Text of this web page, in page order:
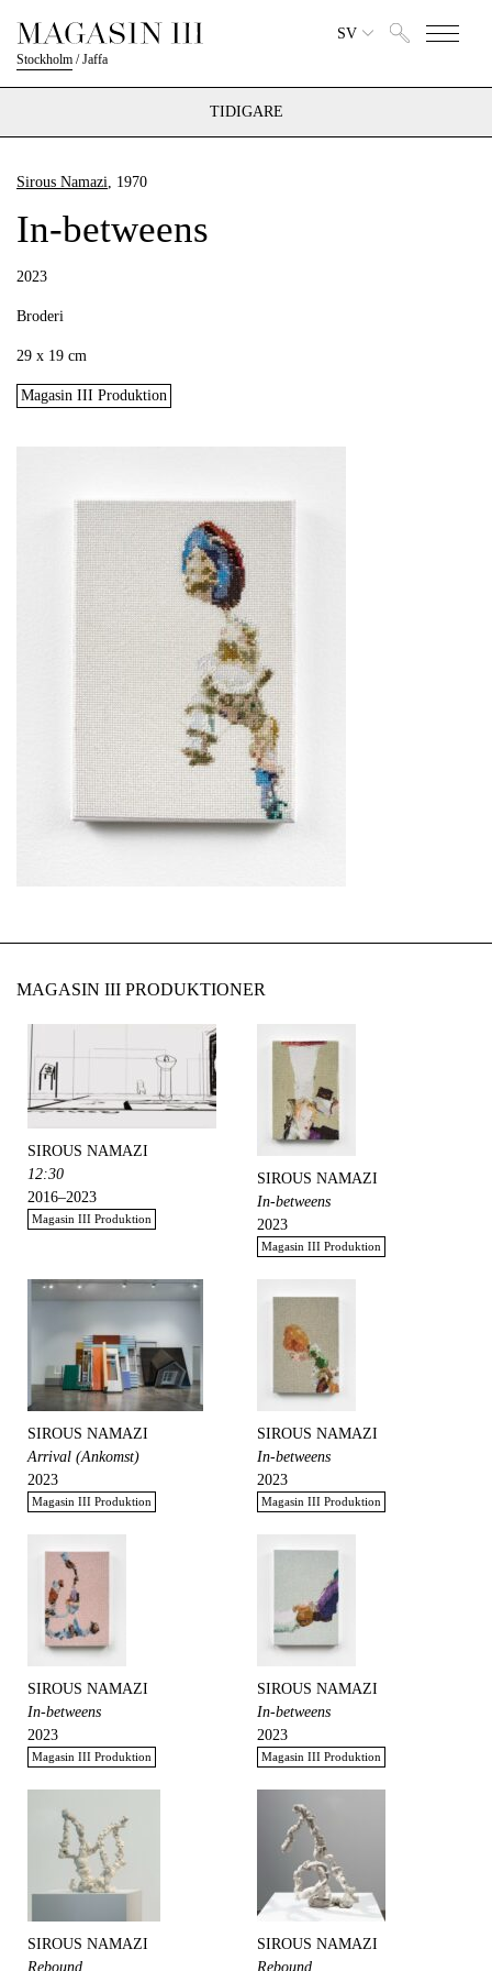
Stockholm /Jaffa
SV
TIDIGARE
Sirous Namazi, 1970
In-betweens
2023
Broderi
29 x 19 cm
Magasin III Produktion
MAGASIN III PRODUKTIONER
SIROUS NAMAZI
12:30
2016–2023
Magasin III Produktion
SIROUS NAMAZI
In-betweens
2023
Magasin III Produktion
SIROUS NAMAZI
Arrival (Ankomst)
2023
Magasin III Produktion
SIROUS NAMAZI
In-betweens
2023
Magasin III Produktion
SIROUS NAMAZI
In-betweens
2023
Magasin III Produktion
SIROUS NAMAZI
In-betweens
2023
Magasin III Produktion
SIROUS NAMAZI
Rebound
SIROUS NAMAZI
Rebound